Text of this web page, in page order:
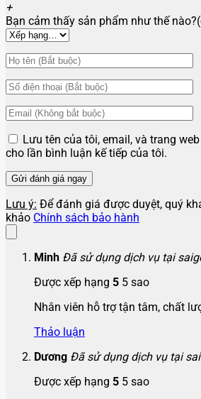
+
Bạn cảm thấy sản phẩm như thế
Lưu tên của tôi, email, và trang
cho lần bình luận kế tiếp của tôi.
Lưu ý: Để đánh giá được duyệt, quý
khảo Chính sách bảo hành
Minh Đã sử dụng dịch vụ tại
Được xếp hạng 5 5 sao
Nhân viên hỗ trợ tận tâm, chất
Thảo luận
Dương Đã sử dụng dịch vụ tại
Được xếp hạng 5 5 sao